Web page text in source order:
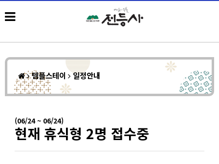
템플스테이 일정안내
(06/24 ~ 06/24)
현재 휴식형 2명 접수중